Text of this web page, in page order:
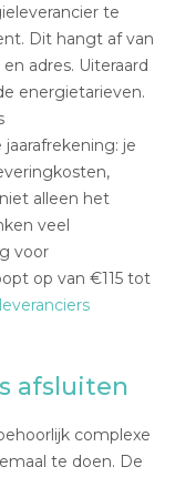
te
Dit hangt af van
adres. Uiteraard
energietarieven.
je
alleen het
veel
voor
op van €115 tot
afsluiten
complexe
te doen. De